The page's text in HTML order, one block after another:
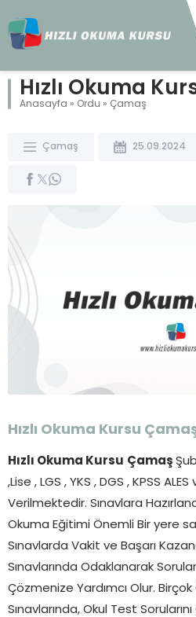
Hızlı Okuma
Anasayfa » Ordu » Çamaş
Çamaş 25.09.2024
Hızlı Okuma Kursu
Hızlı Okuma Kursu Çamaş
,Lise , LGS , YKS , DGS , KPSS
Verilmektedir. Sınavlara
Okuma Eğitimi Önemli Bir yere
Sınavlarda Vakit ve Başarı
Sınavlarında Odaklanarak
Çözmenize Yardımcı Olur.
Sınavlarında, Okul Test Sorularını